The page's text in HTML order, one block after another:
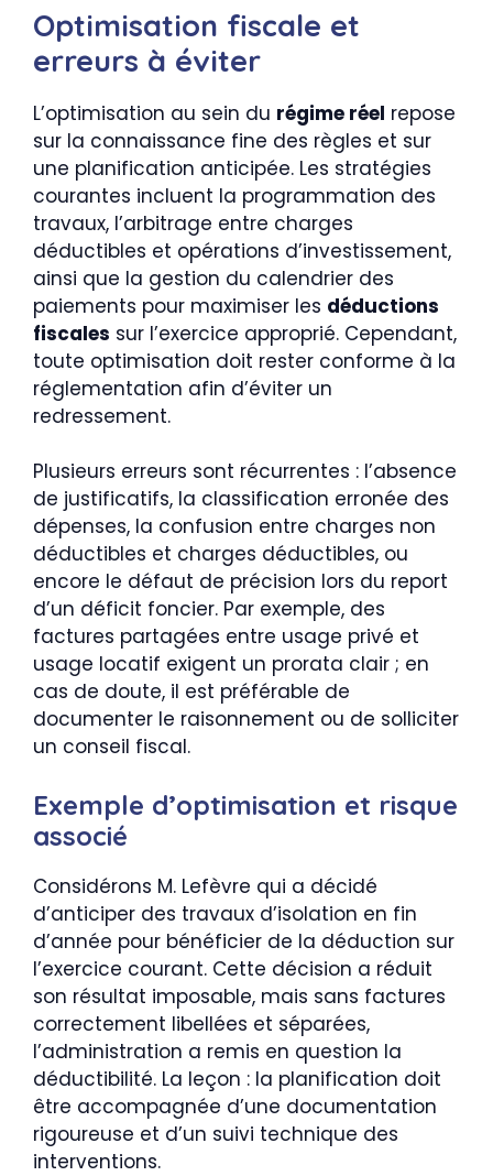
Optimisation fiscale et
erreurs à éviter
L’optimisation au sein du régime réel repose
sur la connaissance fine des règles et sur
une planification anticipée. Les stratégies
courantes incluent la programmation des
travaux, l’arbitrage entre charges
déductibles et opérations d’investissement,
ainsi que la gestion du calendrier des
paiements pour maximiser les déductions
fiscales sur l’exercice approprié. Cependant,
toute optimisation doit rester conforme à la
réglementation afin d’éviter un
redressement.
Plusieurs erreurs sont récurrentes : l’absence
de justificatifs, la classification erronée des
dépenses, la confusion entre charges non
déductibles et charges déductibles, ou
encore le défaut de précision lors du report
d’un déficit foncier. Par exemple, des
factures partagées entre usage privé et
usage locatif exigent un prorata clair ; en
cas de doute, il est préférable de
documenter le raisonnement ou de solliciter
un conseil fiscal.
Exemple d’optimisation et risque
associé
Considérons M. Lefèvre qui a décidé
d’anticiper des travaux d’isolation en fin
d’année pour bénéficier de la déduction sur
l’exercice courant. Cette décision a réduit
son résultat imposable, mais sans factures
correctement libellées et séparées,
l’administration a remis en question la
déductibilité. La leçon : la planification doit
être accompagnée d’une documentation
rigoureuse et d’un suivi technique des
interventions.